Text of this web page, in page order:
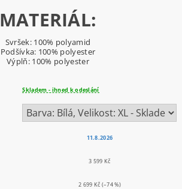
MATERIÁL:
Svršek: 100% polyamid
Podšívka: 100% polyester
Výplň: 100% polyester
Skladem - ihned k odeslání
11.8.2026
3 599 Kč
2 699 Kč (–74 %)